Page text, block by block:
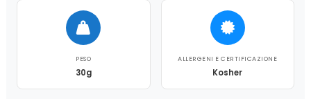
PESO
30g
ALLERGENI E CERTIFICAZIONE
Kosher